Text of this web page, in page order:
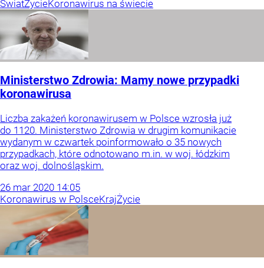
ŚwiatŻycieKoronawirus na świecie
Ministerstwo Zdrowia: Mamy nowe przypadki
koronawirusa
Liczba zakażeń koronawirusem w Polsce wzrosła już
do 1120. Ministerstwo Zdrowia w drugim komunikacie
wydanym w czwartek poinformowało o 35 nowych
przypadkach, które odnotowano m.in. w woj. łódzkim
oraz woj. dolnośląskim.
26 mar 2020 14:05
Koronawirus w PolsceKrajŻycie